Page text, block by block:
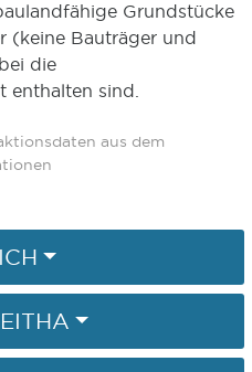
Grundstücke
(keine Bauträger und
die
enthalten sind.
aus dem